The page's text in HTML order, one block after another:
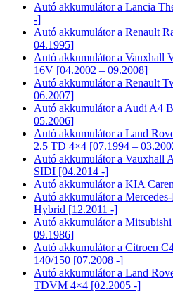
Autó akkumulátor a Lancia
-]
Autó akkumulátor a Renault
04.1995]
Autó akkumulátor a Vauxhall
16V [04.2002 – 09.2008]
Autó akkumulátor a Renault
06.2007]
Autó akkumulátor a Audi A4
05.2006]
Autó akkumulátor a Land
2.5 TD 4×4 [07.1994 –
Autó akkumulátor a Vauxhall
SIDI [04.2014 -]
Autó akkumulátor a KIA
Autó akkumulátor a
Hybrid [12.2011 -]
Autó akkumulátor a
09.1986]
Autó akkumulátor a Citroen
140/150 [07.2008 -]
Autó akkumulátor a Land
TDVM 4×4 [02.2005 -]